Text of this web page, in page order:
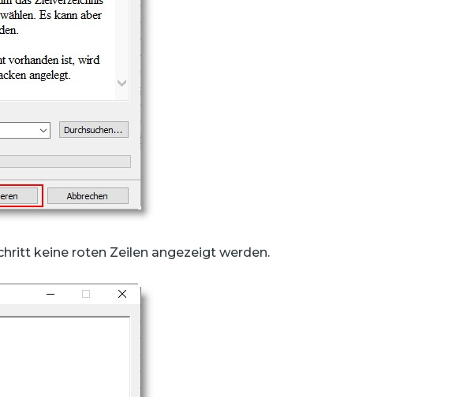
keine roten Zeilen angezeigt werden.